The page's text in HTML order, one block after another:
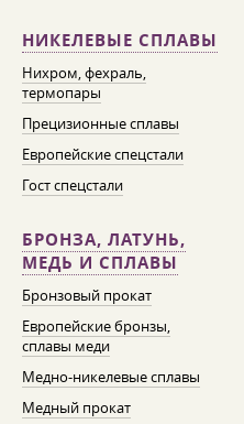
НИКЕЛЕВЫЕ СПЛАВЫ
Нихром, фехраль,
термопары
Прецизионные сплавы
Европейские спецстали
Гост спецстали
БРОНЗА, ЛАТУНЬ,
МЕДЬ И СПЛАВЫ
Бронзовый прокат
Европейские бронзы,
сплавы меди
Медно-никелевые сплавы
Медный прокат